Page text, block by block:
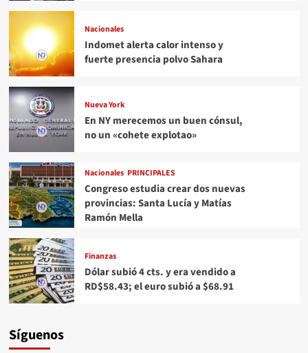
Nacionales
Indomet alerta calor intenso y
fuerte presencia polvo Sahara
Nueva York
En NY merecemos un buen cónsul,
no un «cohete explotao»
Nacionales PRINCIPALES
Congreso estudia crear dos nuevas
provincias: Santa Lucía y Matías
Ramón Mella
Finanzas
Dólar subió 4 cts. y era vendido a
RD$58.43; el euro subió a $68.91
Síguenos